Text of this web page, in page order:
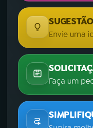
SUGESTÃO
Envie uma
Faça um